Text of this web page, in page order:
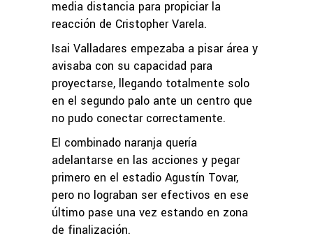
media distancia para propiciar la
reacción de Cristopher Varela.
Isai Valladares empezaba a pisar área y
avisaba con su capacidad para
proyectarse, llegando totalmente solo
en el segundo palo ante un centro que
no pudo conectar correctamente.
El combinado naranja quería
adelantarse en las acciones y pegar
primero en el estadio Agustín Tovar,
pero no lograban ser efectivos en ese
último pase una vez estando en zona
de finalización.